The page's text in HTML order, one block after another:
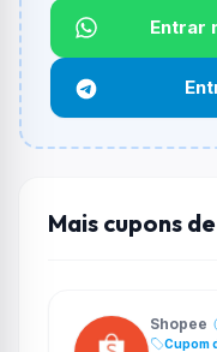
Funciona em
Não
e alguns
não aceitar cupons.
Entrar
Mais cupons
Shopee
Cupom